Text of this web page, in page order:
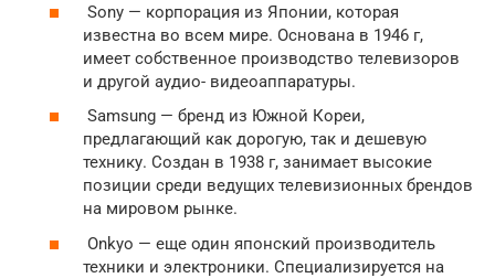
Sony — корпорация из Японии, которая
известна во всем мире. Основана в 1946 г,
имеет собственное производство телевизоров
и другой аудио- видеоаппаратуры.
Samsung — бренд из Южной Кореи,
предлагающий как дорогую, так и дешевую
технику. Создан в 1938 г, занимает высокие
позиции среди ведущих телевизионных брендов
на мировом рынке.
Onkyo — еще один японский производитель
техники и электроники. Специализируется на